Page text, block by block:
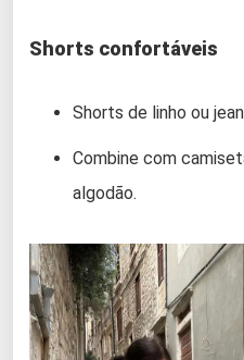
Shorts confortáveis
Shorts de linho ou
Combine com
algodão.